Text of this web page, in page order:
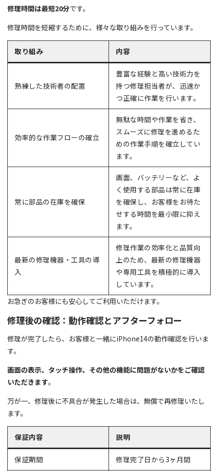
修理時間は最短20分です。
修理時間を短縮するために、様々な取り組みを行っています。
取り組み 内容
熟練した技術者の配置
豊富な経験と高い技術力を
持つ修理担当者が、迅速か
つ正確に作業を行います。
効率的な作業フローの確立
無駄な時間や作業を省き、
スムーズに修理を進めるた
めの作業手順を確立してい
ます。
常に部品の在庫を確保
画面、バッテリーなど、よ
く使用する部品は常に在庫
を確保し、お客様をお待た
せする時間を最小限に抑え
ます。
最新の修理機器・工具の導
入
修理作業の効率化と品質向
上のため、最新の修理機器
や専用工具を積極的に導入
しています。
お急ぎのお客様にも安心してご利用いただけます。
修理後の確認：動作確認とアフターフォロー
修理が完了したら、お客様と一緒にiPhone14の動作確認を行いま
す。
画面の表示、タッチ操作、その他の機能に問題がないかをご確認
いただきます。
万が一、修理後に不具合が発生した場合は、無償で再修理いたし
ます。
保証内容 説明
保証期間 修理完了日から3ヶ月間